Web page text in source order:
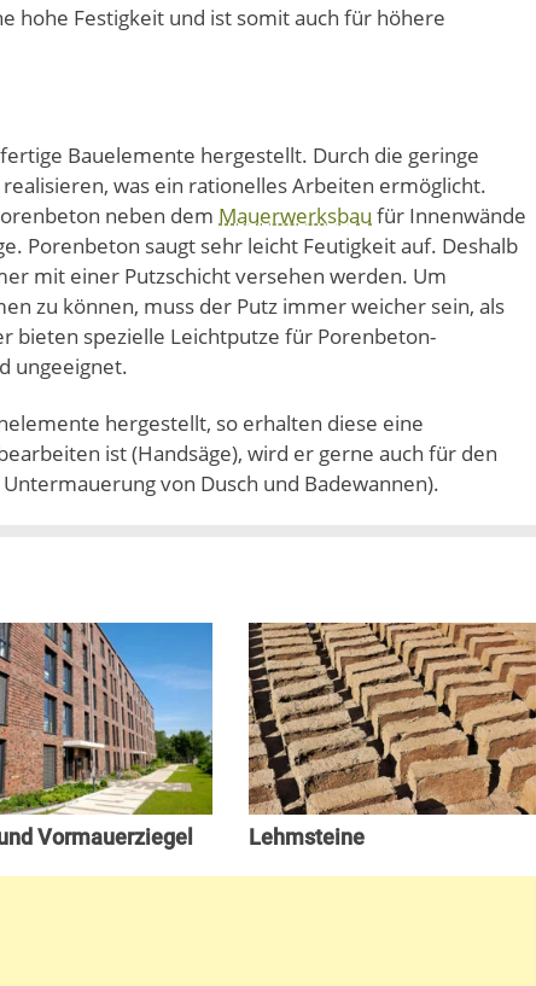
hohe Festigkeit und ist somit auch für höhere
Bauelemente hergestellt. Durch die geringe
was ein rationelles Arbeiten ermöglicht.
neben dem Mauerwerksbau für Innenwände
Porenbeton saugt sehr leicht Feutigkeit auf. Deshalb
mit einer Putzschicht versehen werden. Um
zu können, muss der Putz immer weicher sein, als
bieten spezielle Leichtputze für Porenbeton-
ungeeignet.
hergestellt, so erhalten diese eine
ist (Handsäge), wird er gerne auch für den
von Dusch und Badewannen).
Vormauerziegel Lehmsteine